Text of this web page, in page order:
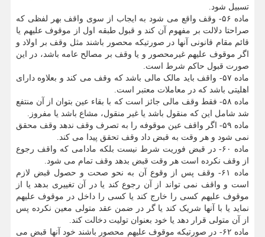
تسبیل شود.
ماده ۵۶- وقف واقع می شود به ایجاب از سوی واقف بهر لفظی که
صراحتا دلالت بر مفهوم آن کند و قبول طبقه اول از موقوف علیهم یا
قائم مقام قانونی آنها در صورتیکه محصور باشند مثل وقف بر اولاد و
اگر موقوف علیهم غیرمحصور و یا وقف بر مصالح عامه باشد، در این
صورت قبول حاکم شرط است.
ماده ۵۷- واقف باید مالک مالی باشد که وقف می کند و بعلاوه دارای
اهلیتی باشد که در معاملات معتبر است.
ماده ۵۸- فقط وقف مالی جائز است که با بقاء عین بتوان از آن منتفع
شد شامل این که منقول باشد یا غیر منقول، مشاع باشد یا مفروز.
ماده ۵۹- اگر واقف عین موقوفه را به تصرف وقف ندهد وقف محقق
نمی شود و هر وقت به قبض داد وقف تحقق پیدا می کند.
ماده ۶۰- در قبض فوریت شرط نیست بلکه مادامی که واقف رجوع
از وقف نکرده است هر وقت قبض بدهد وقف تمام می شود.
ماده ۶۱- وقف پس از وقوع آن به نحو صحت و حصول قبض لازم
است و واقف نمی تواند از آن رجوع کند یا در آن تغییری بدهد یا از
موقوف علیهم کسی را خارج کند یا کسی را داخل در موقوف علیهم
نماید یا با آنها شریک کند یا گر در ضمن عقد متولی معین نکرده پس
از آن متولی قرار دهد یا خود بعنوان تولیت دخالت کند.
ماده ۶۲- در صورتیکه موقوف علیهم محصور باشند خود آنها قبض می